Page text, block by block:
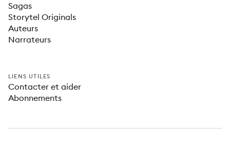
Sagas
Storytel Originals
Auteurs
Narrateurs
LIENS UTILES
Contacter et aider
Abonnements